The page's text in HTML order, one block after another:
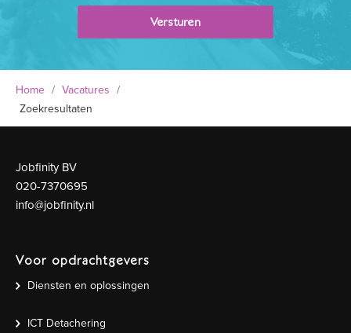
Home / Vacatures /
Zoekresultaten
Jobfinity BV
020-7370695
info@jobfinity.nl
Voor opdrachtgevers
Diensten en oplossingen
ICT Detachering